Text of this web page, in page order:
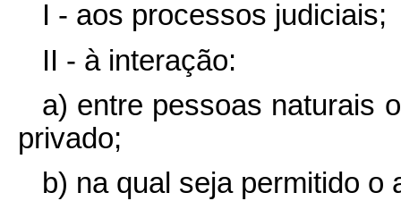
I - aos processos judiciais;
II - à interação:
a) entre pessoas naturais
privado;
b) na qual seja permitido o